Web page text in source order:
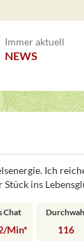
Immer aktuell
NEWS
Ich
ins
Chat
Min* 116